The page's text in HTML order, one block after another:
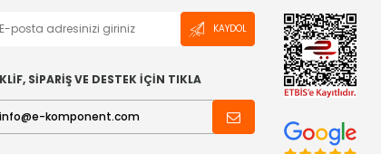
KAYDOL
SİPARİŞ VE DESTEK İÇİN TIKLA